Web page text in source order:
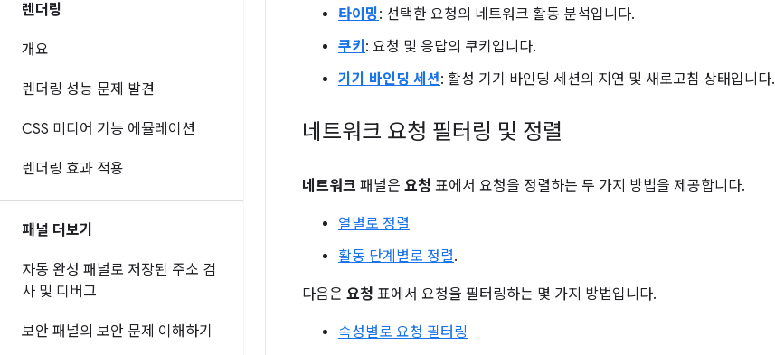
렌더링
개요
렌더링 성능 문제 발견
CSS 미디어 기능 에뮬레이션
렌더링 효과 적용
패널 더보기
자동 완성 패널로 저장된 주소 검
사 및 디버그
보안 패널의 보안 문제 이해하기
타이밍: 선택한 요청의 네트워크 활동 분석입니다.
쿠키 : 요청 및 응답의 쿠키입니다.
기기 바인딩 세션: 활성 기기 바인딩 세션의 지연 및 새로고침 상태입니다.
네트워크 요청 필터링 및 정렬
네트워크 패널은 요청 표에서 요청을 정렬하는 두 가지 방법을 제공합니다.
열별로 정렬
활동 단계별로 정렬.
다음은 요청 표에서 요청을 필터링하는 몇 가지 방법입니다.
속성별로 요청 필터링